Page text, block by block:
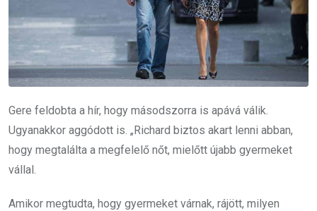
Gere feldobta a hír, hogy másodszorra is apává válik.
Ugyanakkor aggódott is. „Richard biztos akart lenni abban,
hogy megtalálta a megfelelő nőt, mielőtt újabb gyermeket
vállal.
Amikor megtudta, hogy gyermeket várnak, rájött, milyen